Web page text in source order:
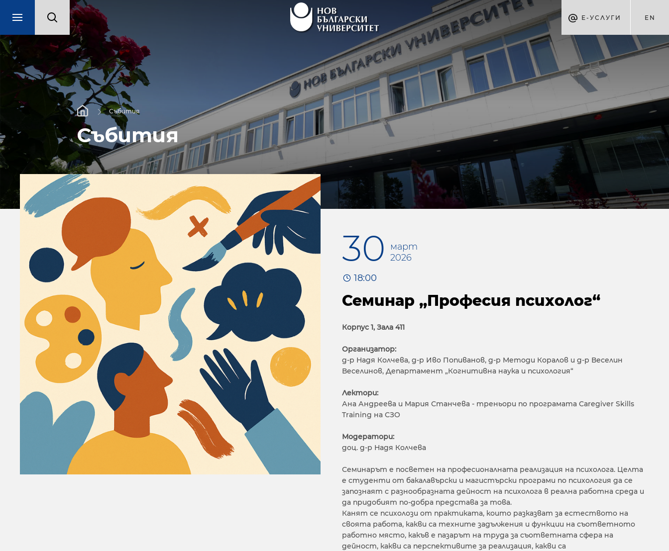
Е-УСЛУГИ EN
Събития
Събития
30
март
2026
18:00
Семинар „Професия психолог“
Корпус 1, Зала 411
Организатор:
д-р Надя Колчева, д-р Иво Попиванов, д-р Методи Коралов и д-р Веселин
Веселинов, Департамент „Когнитивна наука и психология“
Лектори:
Ана Андреева и Мария Станчева - треньори по програмата Caregiver Skills
Training на СЗО
Модератори:
доц. д-р Надя Колчева
Семинарът е посветен на професионалната реализация на психолога. Целта
е студенти от бакалавърски и магистърски програми по психология да се
запознаят с разнообразната дейност на психолога в реална работна среда и
да придобият по-добра представа за това.
Канят се психолози от практиката, които разказват за естеството на
своята работа, какви са техните задължения и функции на съответното
работно място, какъв е пазарът на труда за съответната сфера на
дейност, какви са перспективите за реализация, какви са